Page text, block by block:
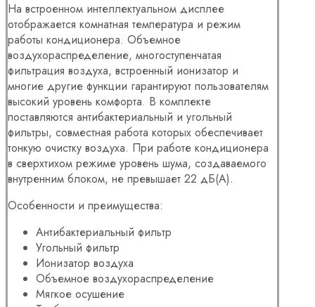
На встроенном интеллектуальном дисплее
отображается комнатная температура и режим
работы кондиционера. Объемное
воздухораспределение, многоступенчатая
фильтрация воздуха, встроенный ионизатор и
многие другие функции гарантируют пользователям
высокий уровень комфорта. В комплекте
поставляются антибактериальный и угольный
фильтры, совместная работа которых обеспечивает
тонкую очистку воздуха. При работе кондиционера
в сверхтихом режиме уровень шума, создаваемого
внутренним блоком, не превышает 22 дБ(А).
Особенности и преимущества:
Антибактериальный фильтр
Угольный фильтр
Ионизатор воздуха
Объемное воздухораспределение
Мягкое осушение